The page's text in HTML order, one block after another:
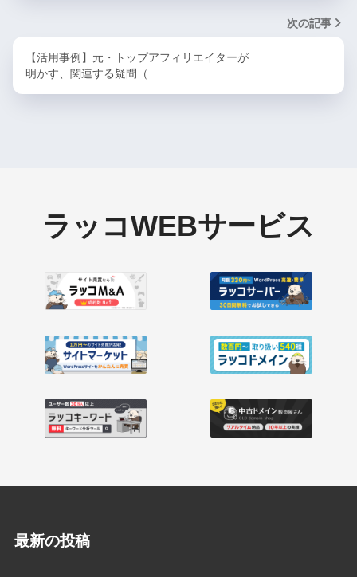
次の記事
【活用事例】元・トップアフィリエイターが
明かす、関連する疑問（…
ラッコWEBサービス
最新の投稿